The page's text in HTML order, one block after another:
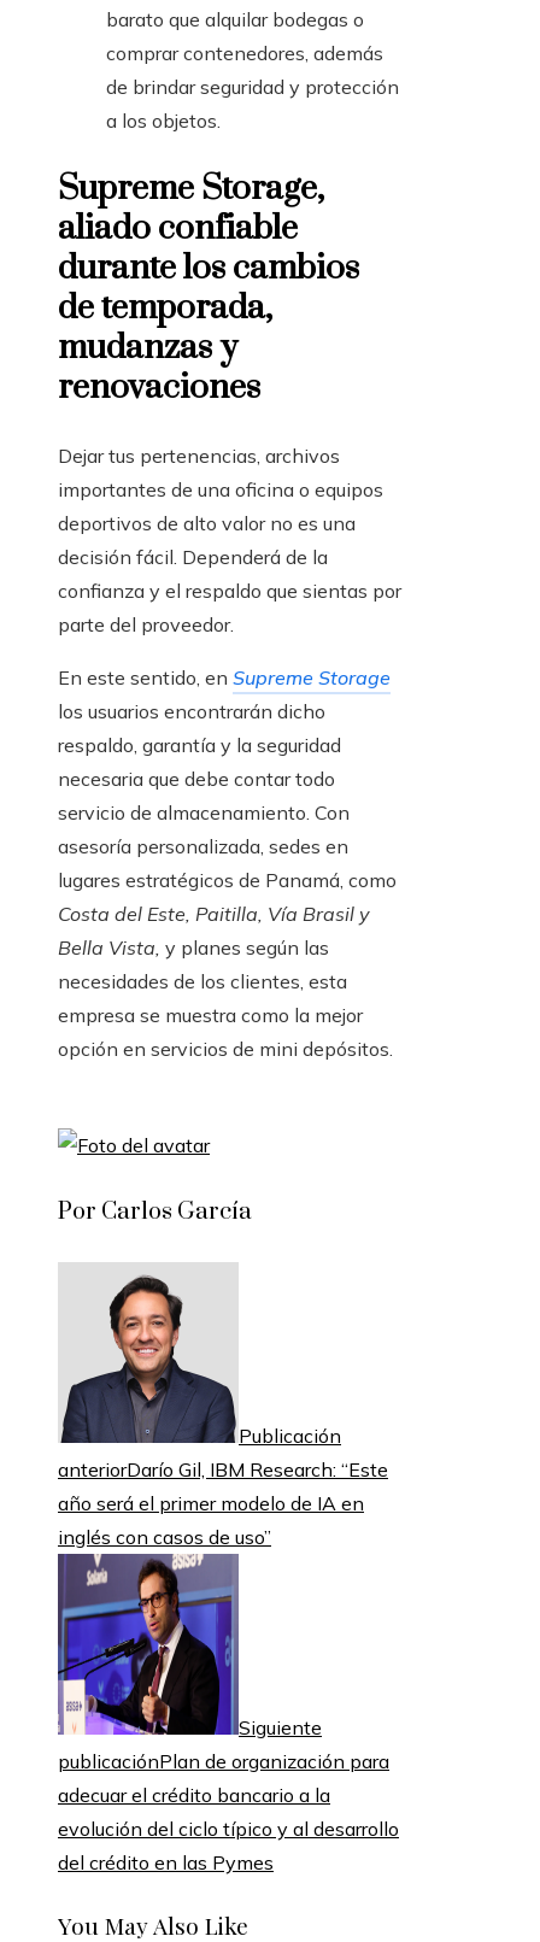
barato que alquilar bodegas o
comprar contenedores, además
de brindar seguridad y protección
a los objetos.
Supreme Storage,
aliado confiable
durante los cambios
de temporada,
mudanzas y
renovaciones
Dejar tus pertenencias, archivos
importantes de una oficina o equipos
deportivos de alto valor no es una
decisión fácil. Dependerá de la
confianza y el respaldo que sientas por
parte del proveedor.
En este sentido, en Supreme Storage
los usuarios encontrarán dicho
respaldo, garantía y la seguridad
necesaria que debe contar todo
servicio de almacenamiento. Con
asesoría personalizada, sedes en
lugares estratégicos de Panamá, como
Costa del Este, Paitilla, Vía Brasil y
Bella Vista, y planes según las
necesidades de los clientes, esta
empresa se muestra como la mejor
opción en servicios de mini depósitos.
Por Carlos García
Publicación
anteriorDarío Gil, IBM Research: “Este
año será el primer modelo de IA en
inglés con casos de uso”
Siguiente
publicaciónPlan de organización para
adecuar el crédito bancario a la
evolución del ciclo típico y al desarrollo
del crédito en las Pymes
You May Also Like